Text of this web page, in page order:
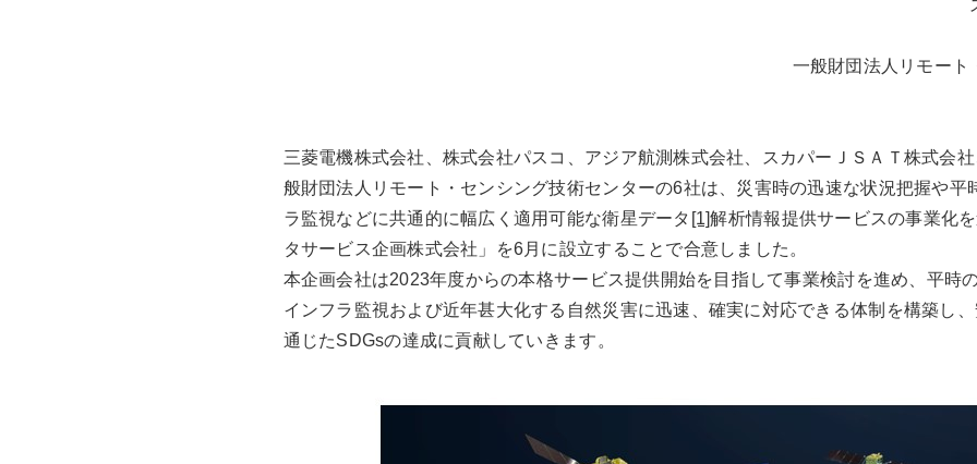
一般財団法人リモート
三菱電機株式会社、株式会社パスコ、アジア航測株式会社、スカパーＪＳＡＴ株式会
般財団法人リモート・センシング技術センターの6社は、災害時の迅速な状況把握や平
ラ監視などに共通的に幅広く適用可能な衛星データ [1]解析情報提供サービスの事業化
タサービス企画株式会社」を6月に設立することで合意しました。
本企画会社は2023年度からの本格サービス提供開始を目指して事業検討を進め、平時
インフラ監視および近年甚大化する自然災害に迅速、確実に対応できる体制を構築し
通じたSDGsの達成に貢献していきます。